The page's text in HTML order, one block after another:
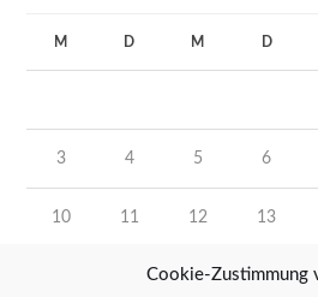
Cookie-Zustimmung
M D M D
3 4 5 6
10 11 12 13
19 20